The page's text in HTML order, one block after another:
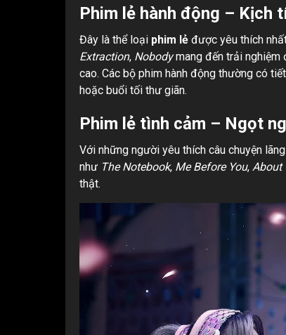
Phim lẻ hành động – Kịch
Đây là thể loại phim lẻ được yêu thích
Extraction, Nobodymang đến trải nghiệm
cao. Các bộ phim hành động thường có
hoặc buổi tối thư giãn.
Phim lẻ tình cảm – Ngọt
Với những người yêu thích câu chuyện
như The Notebook, Me Before You, About
thật.